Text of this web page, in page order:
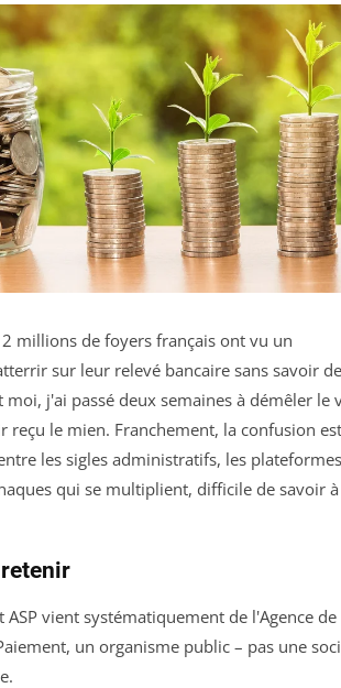
millions de foyers français ont vu un
sur leur relevé bancaire sans savoir de
moi, j'ai passé deux semaines à démêler le
reçu le mien. Franchement, la confusion est
les sigles administratifs, les
qui se multiplient, difficile de savoir
ASP vient systématiquement de l'Agence de
un organisme public – pas une